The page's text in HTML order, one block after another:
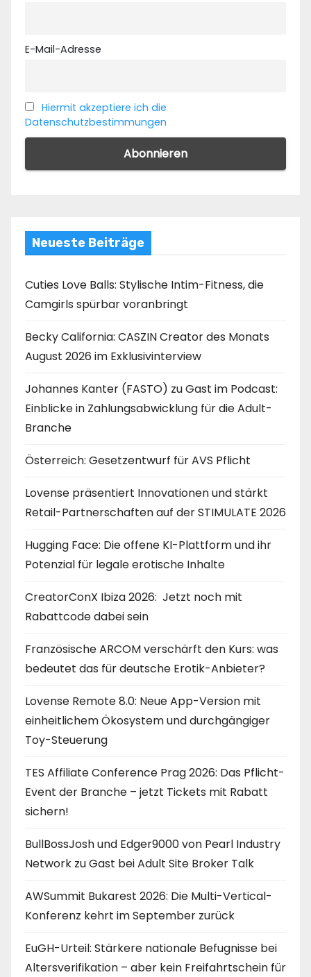
E-Mail-Adresse
Hiermit akzeptiere ich die
Datenschutzbestimmungen
Neueste Beiträge
Cuties Love Balls: Stylische Intim-Fitness, die
Camgirls spürbar voranbringt
Becky California: CASZIN Creator des Monats
August 2026 im Exklusivinterview
Johannes Kanter (FASTO) zu Gast im Podcast:
Einblicke in Zahlungsabwicklung für die Adult-
Branche
Österreich: Gesetzentwurf für AVS Pflicht
Lovense präsentiert Innovationen und stärkt
Retail-Partnerschaften auf der STIMULATE 2026
Hugging Face: Die offene KI-Plattform und ihr
Potenzial für legale erotische Inhalte
CreatorConX Ibiza 2026: Jetzt noch mit
Rabattcode dabei sein
Französische ARCOM verschärft den Kurs: was
bedeutet das für deutsche Erotik-Anbieter?
Lovense Remote 8.0: Neue App-Version mit
einheitlichem Ökosystem und durchgängiger
Toy-Steuerung
TES Affiliate Conference Prag 2026: Das Pflicht-
Event der Branche – jetzt Tickets mit Rabatt
sichern!
BullBossJosh und Edger9000 von Pearl Industry
Network zu Gast bei Adult Site Broker Talk
AWSummit Bukarest 2026: Die Multi-Vertical-
Konferenz kehrt im September zurück
EuGH-Urteil: Stärkere nationale Befugnisse bei
Altersverifikation – aber kein Freifahrtschein für